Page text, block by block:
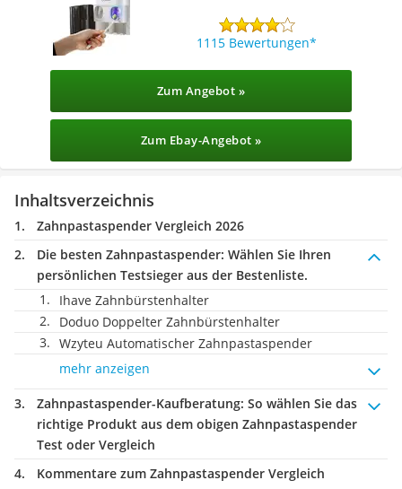
1115 Bewertungen
Zum Angebot »
Zum Ebay-Angebot »
Inhaltsverzeichnis
Zahnpastaspender Vergleich 2026
Die besten Zahnpastaspender: Wählen Sie Ihren
persönlichen Testsieger aus der Bestenliste.
Ihave Zahnbürstenhalter
Doduo Doppelter Zahnbürstenhalter
Wzyteu Automatischer Zahnpastaspender
mehr anzeigen
Zahnpastaspender-Kaufberatung: So wählen Sie das
richtige Produkt aus dem obigen Zahnpastaspender
Test oder Vergleich
Kommentare zum Zahnpastaspender Vergleich